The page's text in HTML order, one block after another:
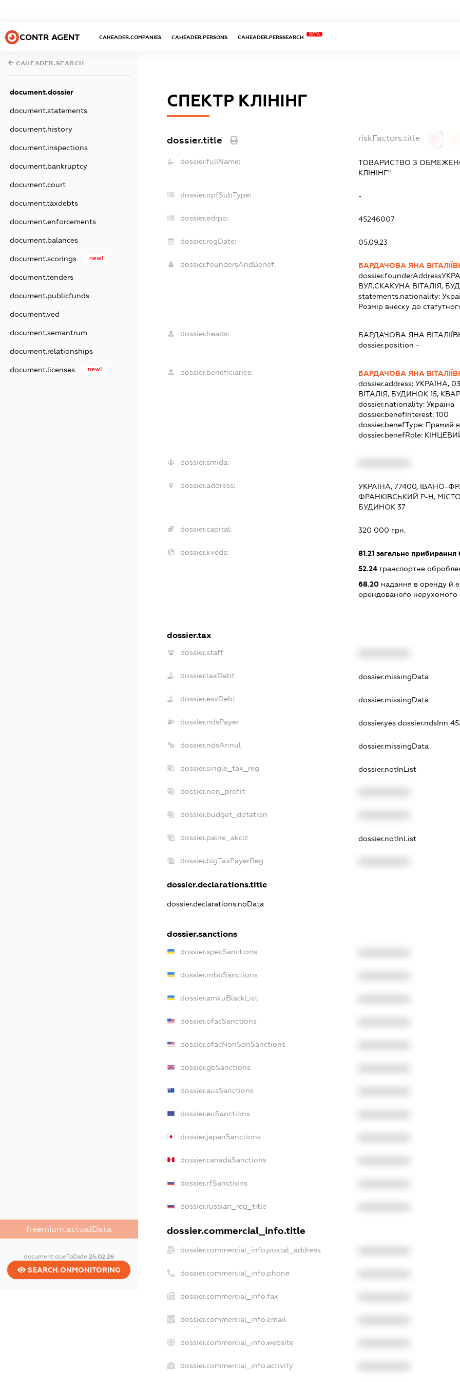
CONTR AGENT CAHEADER.COMPANIES CAHEADER.PERSONS CAHEADER.PERSSEARCH
BETA
CAHEADER.SEARCH
document.dossier
document.statements
document.history
document.inspections
document.bankruptcy
document.court
document.taxdebts
document.enforcements
document.balances
document.scorings new!
document.tenders
document.publicfunds
document.ved
document.semantrum
document.relationships
document.licenses new!
freemium.actualData
document.dueToDate 25.02.26
SEARCH.ONMONITORING
СПЕКТР КЛІНІНГ
dossier.title riskFactors.title
dossier.fullName:
ТОВАРИСТВО З
КЛІНІНГ"
dossier.opfSubType: -
dossier.edrpo: 45246007
dossier.regDate: 05.09.23
dossier.foundersAndBenef:
БАРДАЧОВА ЯНА
dossier.founderAddress
ВУЛ.СКАКУНА ВІТАЛІЯ,
statements.nationality:
Розмір внеску до
dossier.heads: БАРДАЧОВА ЯНА
dossier.position -
dossier.beneficiaries:
БАРДАЧОВА ЯНА
dossier.address: УКРАЇНА,
ВІТАЛІЯ, БУДИНОК 15,
dossier.nationality: Україна
dossier.benefInterest: 100
dossier.benefType: Прямий
dossier.benefRole:
dossier.smida:
dossier.address:
УКРАЇНА, 77400, ІВАНО-
ФРАНКІВСЬКИЙ Р-Н,
БУДИНОК 37
dossier.capital: 320 000 грн.
dossier.kveds: 81.21загальне прибирання
52.24транспортне
68.20надання в оренду й
орендованого нерухомого
dossier.tax
dossier.staff
dossier.taxDebt dossier.missingData
dossier.esvDebt dossier.missingData
dossier.ndsPayer dossier.yes dossier.ndsInn
dossier.ndsAnnul dossier.missingData
dossier.single_tax_reg dossier.notInList
dossier.non_profit
dossier.budget_dotation
dossier.palne_akciz dossier.notInList
dossier.bigTaxPayerReg
dossier.declarations.title
dossier.declarations.noData
dossier.sanctions
dossier.specSanctions
dossier.rnboSanctions
dossier.amkuBlackList
dossier.ofacSanctions
dossier.ofacNonSdnSanctions
dossier.gbSanctions
dossier.ausSanctions
dossier.euSanctions
dossier.japanSanctions
dossier.canadaSanctions
dossier.rfSanctions
dossier.russian_reg_title
dossier.commercial_info.title
dossier.commercial_info.postal_address
dossier.commercial_info.phone
dossier.commercial_info.fax
dossier.commercial_info.email
dossier.commercial_info.website
dossier.commercial_info.activity